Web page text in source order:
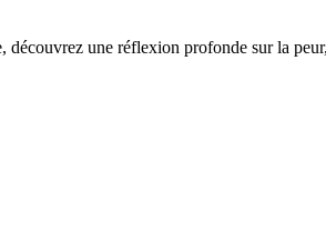
une réflexion profonde sur la